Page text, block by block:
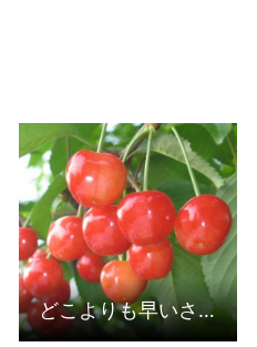
どこよりも早いさくら
んぼ狩り体験！果樹王
国ひがしね温室さく…
の詳細はこちら
どこよりも早いさくらんぼ狩り体験！果樹王国ひがしね温室さく…